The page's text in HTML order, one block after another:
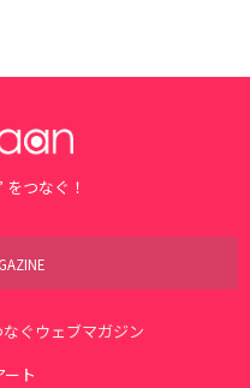
をつなぐ！
ぐウェブマガジン
ート